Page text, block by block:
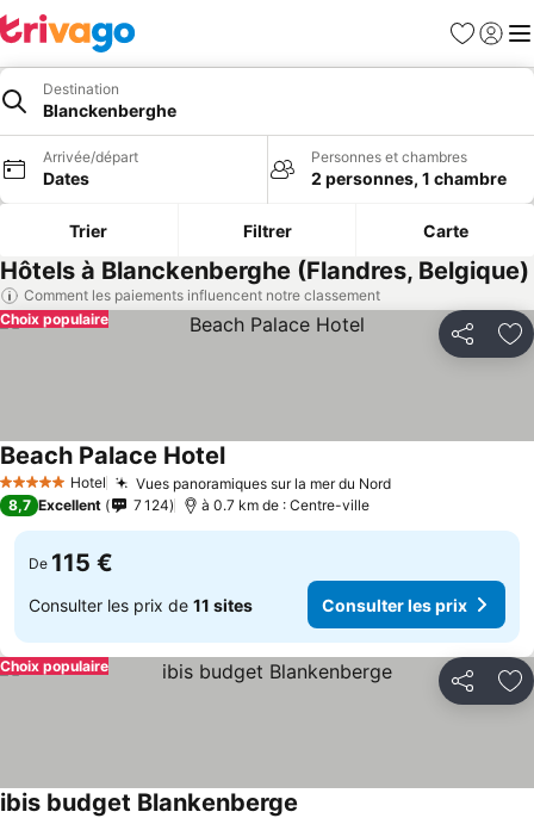
Favoris
Se
Destination
Blanckenberghe
Arrivée/départ
Dates
Personnes et chambres
2 personnes, 1 chambre
Trier Filtrer Carte
Hôtels à Blanckenberghe (Flandres, Belgique)
Comment les paiements influencent notre classement
Partager
Choix populaire
5 Étoiles Hotel Vues panoramiques sur la mer du Nord
Beach Palace Hotel
8,7 Excellent 7 124 à 0.7 km de : Centre-ville
De 115 €
Consulter les prix de 11 sites Consulter les prix
Partager
Choix populaire
ibis budget Blankenberge